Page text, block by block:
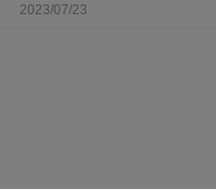
2023/07/23